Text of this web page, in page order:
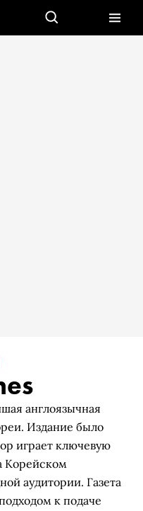
англоязычная
Издание было
играет ключевую
Корейском
аудитории. Газета
к подаче